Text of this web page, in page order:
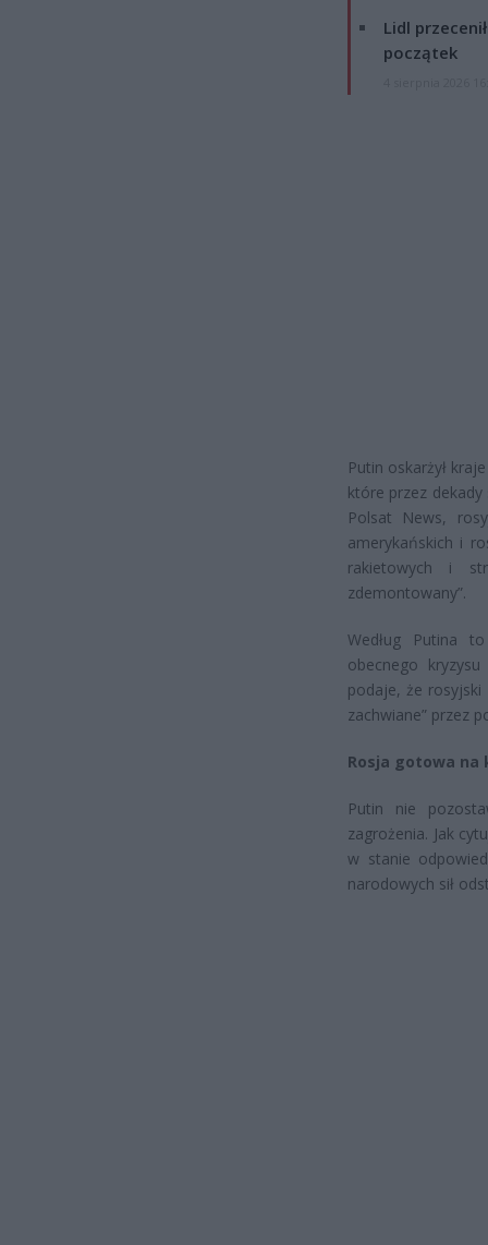
Lidl
początek
Putin oskarżył
które przez
Polsat News,
amerykańskich i
rakietowych i
zdemontowany”.
Według Putina
obecnego
podaje, że rosyjski
zachwiane” przez
Rosja gotowa na
Putin nie
zagrożenia. Jak
w stanie
narodowych sił